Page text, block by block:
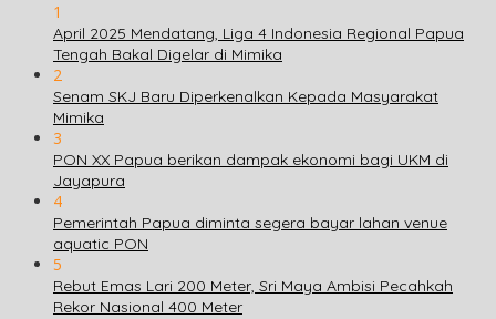
1
April 2025 Mendatang, Liga 4 Indonesia Regional Papua
Tengah Bakal Digelar di Mimika
2
Senam SKJ Baru Diperkenalkan Kepada Masyarakat
Mimika
3
PON XX Papua berikan dampak ekonomi bagi UKM di
Jayapura
4
Pemerintah Papua diminta segera bayar lahan venue
aquatic PON
5
Rebut Emas Lari 200 Meter, Sri Maya Ambisi Pecahkah
Rekor Nasional 400 Meter